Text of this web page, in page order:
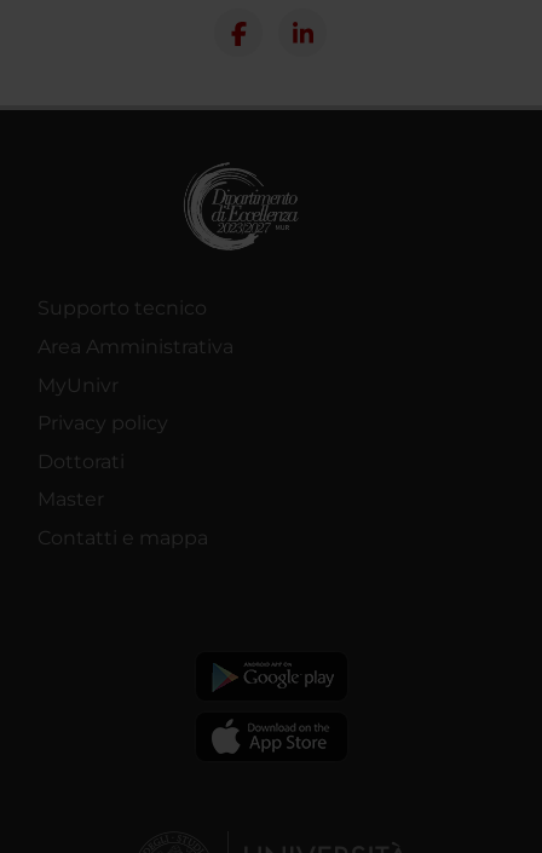
Supporto tecnico
Area Amministrativa
MyUnivr
Privacy policy
Dottorati
Master
Contatti e mappa